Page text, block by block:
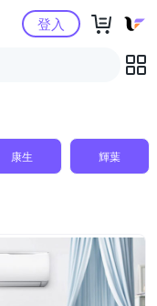
物中心登入
康生 輝葉